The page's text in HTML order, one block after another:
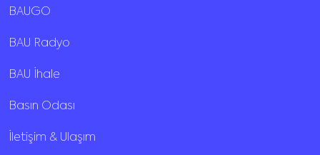
BAUGO
BAU Radyo
BAU İhale
Basın Odası
İletişim & Ulaşım